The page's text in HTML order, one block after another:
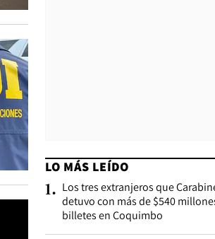
LO MÁS LEÍDO
1. Los tres extranjeros que
detuvo con más de $540
billetes en Coquimbo